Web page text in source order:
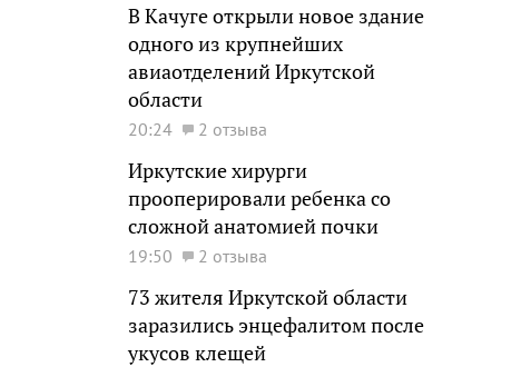
В Качуге открыли новое здание
одного из крупнейших
авиаотделений Иркутской
области
20:24 2 отзыва
Иркутские хирурги
прооперировали ребенка со
сложной анатомией почки
19:50 2 отзыва
73 жителя Иркутской области
заразились энцефалитом после
укусов клещей